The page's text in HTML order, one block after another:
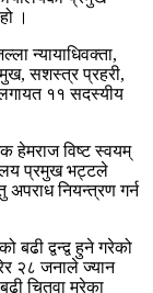
।
न्यायाधिवक्ता,
सशस्त्र प्रहरी,
११ सदस्यीय
हेमराज विष्ट स्वयम्
प्रमुख भट्टले
अपराध नियन्त्रण गर्न
बढी द्वन्द्व हुने गरेको
२८ जनाले ज्यान
चितुवा मरेका